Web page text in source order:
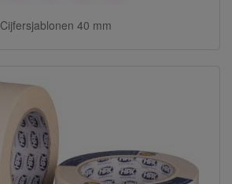
Cijfersjablonen 40 mm